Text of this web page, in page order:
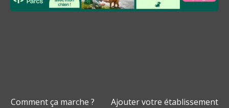
Comment ça marche ?
Ajouter votre établissement